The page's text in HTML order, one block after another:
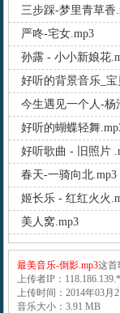
三步踩-梦里青草香
严咚-宅女.mp3
孙露 - 小小新娘花
好听的背景音乐_宝
今生遇见一个人-杨
好听的蝴蝶轻舞
好听歌曲 - 旧照片
春天-一骑向北.mp3
姬长乐 - 红红火火
美人窝.mp3
最美音乐-倒影.mp3这首
上传者IP：118.186.139.*
上传时间：2014年03月
音乐大小：3.91 MB